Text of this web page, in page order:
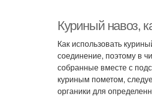
Куриный навоз,
Как использовать
соединение, поэтому в
собранные вместе с
куриным пометом,
органики для